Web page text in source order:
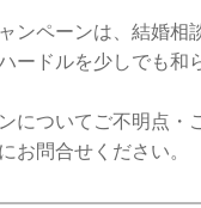
ンペーンは、結婚
ードルを少しでも和
についてご不明点・
お問合せください。